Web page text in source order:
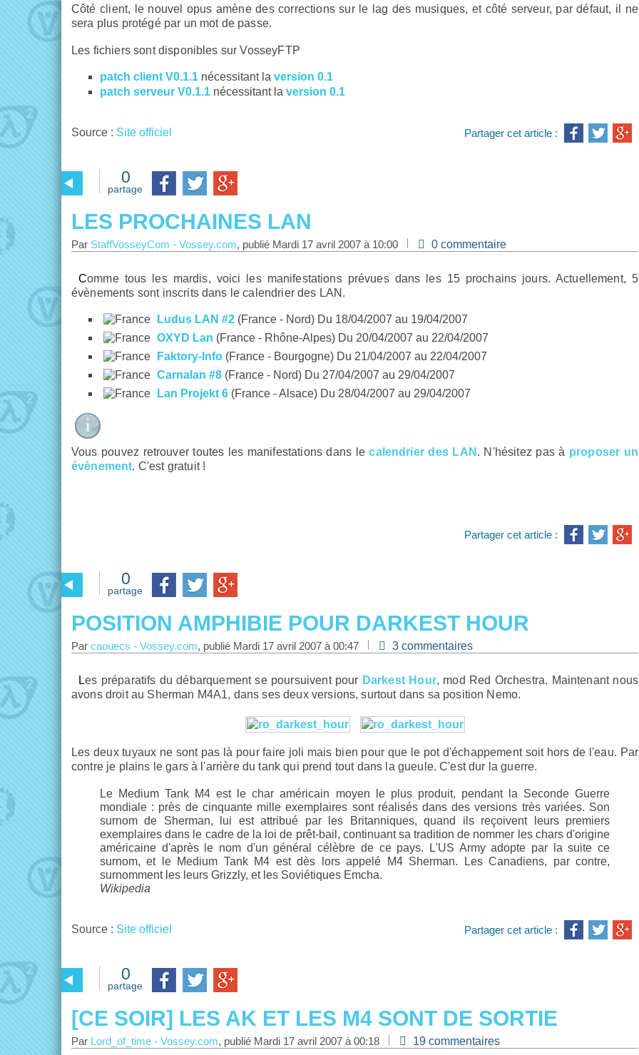
Côté client, le nouvel opus amène des corrections sur le lag des musiques, et côté serveur, par défaut, il ne
sera plus protégé par un mot de passe.
Les fichiers sont disponibles sur VosseyFTP
patch client V0.1.1 nécessitant la version 0.1
patch serveur V0.1.1 nécessitant la version 0.1
Source : Site officiel Partager cet article :
0
partage
LES PROCHAINES LAN
Par StaffVosseyCom - Vossey.com, publié Mardi 17 avril 2007 à 10:00 0 commentaire
Comme tous les mardis, voici les manifestations prévues dans les 15 prochains jours. Actuellement, 5
évènements sont inscrits dans le calendrier des LAN.
Ludus LAN #2 (France - Nord) Du 18/04/2007 au 19/04/2007
OXYD Lan (France - Rhône-Alpes) Du 20/04/2007 au 22/04/2007
Faktory-Info (France - Bourgogne) Du 21/04/2007 au 22/04/2007
Carnalan #8 (France - Nord) Du 27/04/2007 au 29/04/2007
Lan Projekt 6 (France - Alsace) Du 28/04/2007 au 29/04/2007
Vous pouvez retrouver toutes les manifestations dans lecalendrier des LAN . N'hésitez pas à proposer un
évènement. C'est gratuit !
Partager cet article :
0
partage
POSITION AMPHIBIE POUR DARKEST HOUR
Par caouecs - Vossey.com, publié Mardi 17 avril 2007 à 00:47 3 commentaires
Les préparatifs du débarquement se poursuivent pour Darkest Hour, mod Red Orchestra. Maintenant nous
avons droit au Sherman M4A1, dans ses deux versions, surtout dans sa position Nemo.
Les deux tuyaux ne sont pas là pour faire joli mais bien pour que le pot d'échappement soit hors de l'eau. Par
contre je plains le gars à l'arrière du tank qui prend tout dans la gueule. C'est dur la guerre.
Le Medium Tank M4 est le char américain moyen le plus produit, pendant la Seconde Guerre
mondiale : près de cinquante mille exemplaires sont réalisés dans des versions très variées. Son
surnom de Sherman, lui est attribué par les Britanniques, quand ils reçoivent leurs premiers
exemplaires dans le cadre de la loi de prêt-bail, continuant sa tradition de nommer les chars d'origine
américaine d'après le nom d'un général célèbre de ce pays. L'US Army adopte par la suite ce
surnom, et le Medium Tank M4 est dès lors appelé M4 Sherman. Les Canadiens, par contre,
surnomment les leurs Grizzly, et les Soviétiques Emcha.
Wikipedia
Source : Site officiel Partager cet article :
0
partage
[CE SOIR] LES AK ET LES M4 SONT DE SORTIE
Par Lord_of_time - Vossey.com, publié Mardi 17 avril 2007 à 00:18 19 commentaires